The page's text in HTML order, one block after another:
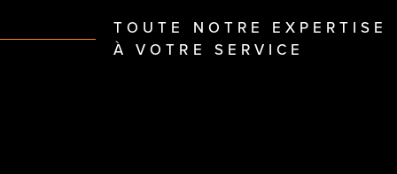
TOUTE NOTRE EXPERTISE
À VOTRE SERVICE